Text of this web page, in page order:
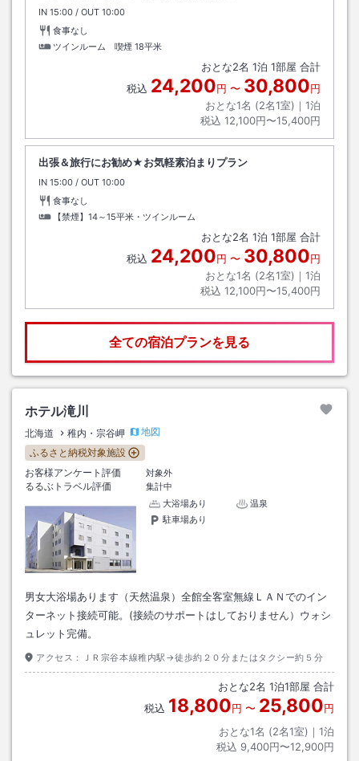
IN チェックイン
15:00 / OUT チェックアウト
10:00
食事なし
ツインルーム 喫煙 18平米
おとな2名 1泊 1部屋 合計
税込 24,200円 〜 30,800円
おとな1名 (2名1室)｜ 1泊
税込 12,100円〜15,400円
出張＆旅行にお勧め★お気軽素泊まりプラン
IN チェックイン
15:00 / OUT チェックアウト
10:00
食事なし
【禁煙】14～15平米・ツインルーム
おとな2名 1泊 1部屋 合計
税込 24,200円 〜 30,800円
おとな1名 (2名1室)｜ 1泊
税込 12,100円〜15,400円
全ての宿泊プランを見る
ホテル滝川
北海道 稚内・宗谷岬
地図
ふるさと納税対象施設
お客様アンケート評価
対象外
るるぶトラベル評価
集計中
大浴場あり
温泉
駐車場あり
男女大浴場あります（天然温泉）全館全客室無線ＬＡＮでのイン
ターネット接続可能。(接続のサポートはしておりません）ウォシ
ュレット完備。
アクセス： ＪＲ宗谷本線稚内駅→徒歩約２０分またはタクシー約５分
おとな2名 1泊1部屋 合計
税込 18,800円 〜 25,800円
おとな1名 (2名1室)｜ 1泊
税込 9,400円〜12,900円